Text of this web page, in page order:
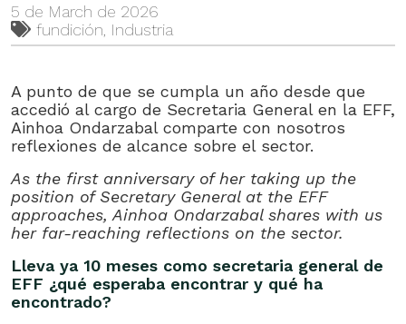
5 de March de 2026
fundición Industria
A punto de que se cumpla un año desde que
accedió al cargo de Secretaria General en la EFF,
Ainhoa Ondarzabal comparte con nosotros
reflexiones de alcance sobre el sector.
As the first anniversary of her taking up the
position of Secretary General at the EFF
approaches, Ainhoa ​​Ondarzabal shares with us
her far-reaching reflections on the sector.
Lleva ya 10 meses como secretaria general de
EFF ¿qué esperaba encontrar y qué ha
encontrado?